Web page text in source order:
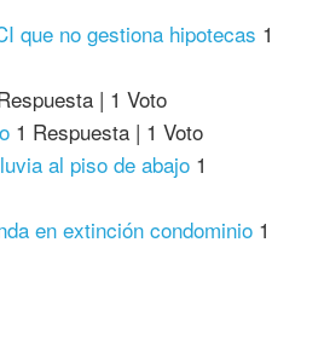
que no gestiona hipotecas 1
| 1 Voto
1 Respuesta | 1 Voto
al piso de abajo 1
en extinción condominio 1